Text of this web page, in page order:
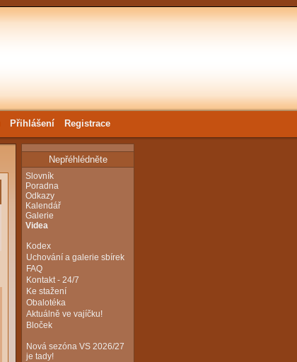
Přihlášení Registrace
Nepřéhlédněte
Slovník
Poradna
Odkazy
Kalendář
Galerie
Videa
Kodex
Uchování a galerie sbírek
FAQ
Kontakt - 24/7
Ke stažení
Obalotéka
Aktuálně ve vajíčku!
Bloček
Nová sezóna VS 2026/27
je tady!